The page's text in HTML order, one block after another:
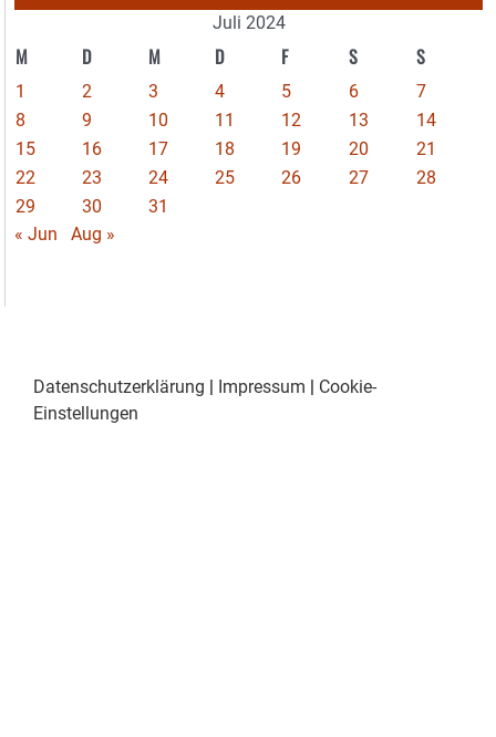
Juli 2024
M D M D F S S
1 2 3 4 5 6
7
8
9 10 11 12 13
14
15
16 17 18 19 20
21
22
23 24 25 26 27
28
29
30
31
« Jun
Aug »
Datenschutzerklärung Impressum
Cookie-
Einstellungen